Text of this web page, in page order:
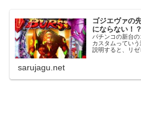
ゴジエヴァの
にならない！
パチンコの新台
カスタムってい
説明すると、リゼ
sarujagu.net